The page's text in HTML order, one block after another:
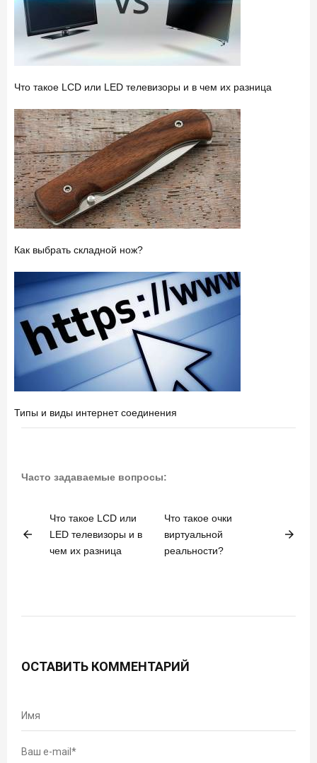
Что такое LCD или LED телевизоры и в чем их разница
Как выбрать складной нож?
Типы и виды интернет соединения
Часто задаваемые вопросы:
arrow_back
Что такое LCD или
LED телевизоры и в
чем их разница
Что такое очки
виртуальной
реальности?
arrow_forward
ОСТАВИТЬ КОММЕНТАРИЙ